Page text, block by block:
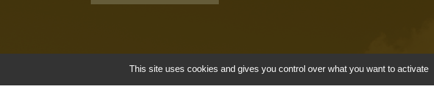
This site uses cookies and gives you control over what you want to activate